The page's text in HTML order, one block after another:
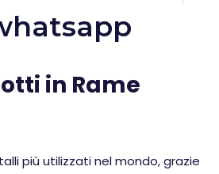
in Rame
più utilizzati nel mondo, grazie